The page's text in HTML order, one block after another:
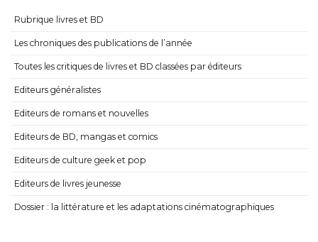
Rubrique livres et BD
Les chroniques des publications de l’année
Toutes les critiques de livres et BD classées par éditeurs
Editeurs généralistes
Editeurs de romans et nouvelles
Editeurs de BD, mangas et comics
Editeurs de culture geek et pop
Editeurs de livres jeunesse
Dossier : la littérature et les adaptations cinématographiques